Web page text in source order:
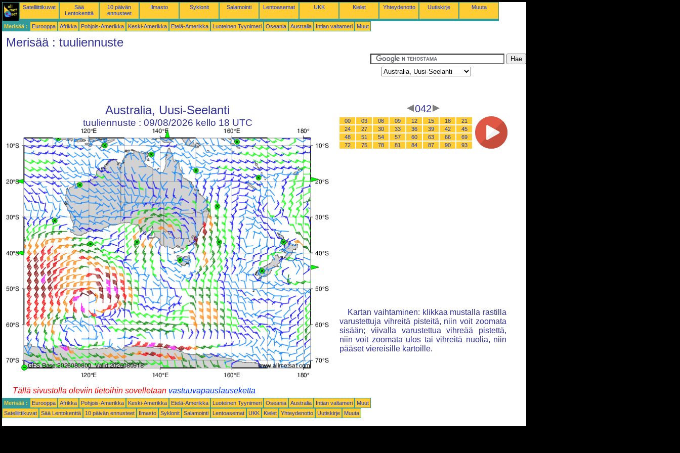
Satelliittikuvat
Sää
Lentokenttä
10 päivän
ennusteet
Ilmasto Syklonit Salamointi Lentoasemat UKK Kielet Yhteydenotto Uutiskirje Muuta
Merisää : Eurooppa Afrikka Pohjois-Amerikka Keski-Amerikka Etelä-Amerikka Luoteinen Tyynimeri Oseania Australia Intian valtameri Muut
Merisää : tuuliennuste
Australia, Uusi-Seelanti
tuuliennuste : 09/08/2026 kello 18 UTC
042
00 03 06 09 12 15 18
21
24
27 30 33 36 39 42
45
48
51 54 57 60 63 66
69
72
75 78 81 84 87 90 93
Kartan vaihtaminen: klikkaa mustalla rastilla
varustettuja vihreitä pisteitä, niin voit zoomata
sisään; viivalla varustettua vihreää pistettä,
niin voit zoomata ulos tai vihreitä nuolia, niin
pääset viereisille kartoille.
Tällä sivustolla oleviin tietoihin sovelletaan vastuuvapauslauseketta
Merisää : Eurooppa Afrikka Pohjois-Amerikka Keski-Amerikka Etelä-Amerikka Luoteinen Tyynimeri Oseania Australia Intian valtameri
Muut
Satelliittikuvat
Sää Lentokenttä 10 päivän ennusteet Ilmasto Syklonit Salamointi Lentoasemat UKK Kielet Yhteydenotto Uutiskirje Muuta